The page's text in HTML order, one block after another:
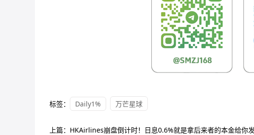
标签： Daily1% 万芒星球
上篇： HKAirlines崩盘倒计时！日息0.6%就是拿后来者的本金给你